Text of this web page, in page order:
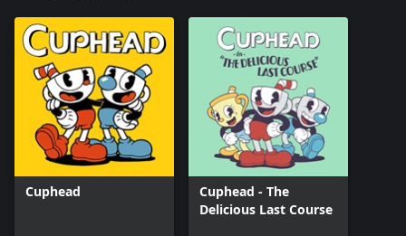
Cuphead
Cuphead - The
Delicious Last Course